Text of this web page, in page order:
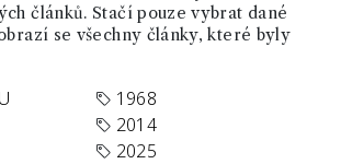
článků. Stačí pouze vybrat dané
se všechny články, které byly
1968
2014
2025